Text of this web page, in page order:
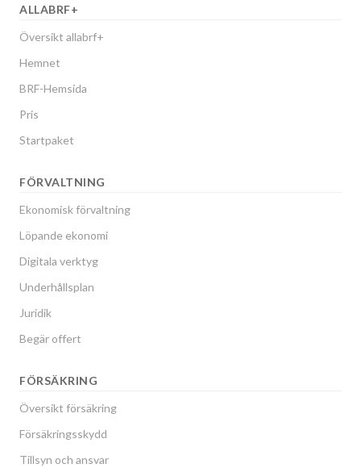
ALLABRF+
Översikt allabrf+
Hemnet
BRF-Hemsida
Pris
Startpaket
FÖRVALTNING
Ekonomisk förvaltning
Löpande ekonomi
Digitala verktyg
Underhållsplan
Juridik
Begär offert
FÖRSÄKRING
Översikt försäkring
Försäkringsskydd
Tillsyn och ansvar